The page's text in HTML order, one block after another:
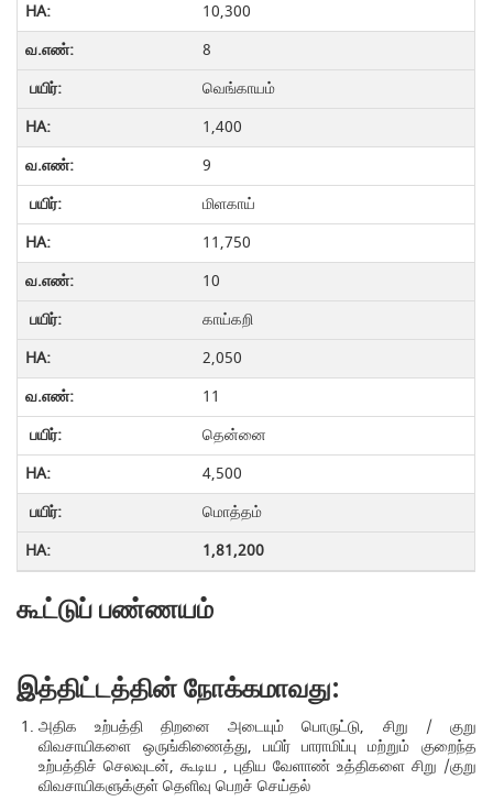
10,300
8
வெங்காயம்
1,400
9
மிளகாய்
11,750
10
காய்கறி
2,050
11
தென்னை
4,500
மொத்தம்
1,81,200
கூட்டுப் பண்ணயம்
இத்திட்டத்தின் நோக்கமாவது:
அதிக உற்பத்தி திறனை அடையும் பொருட்டு, சிறு / குறு
விவசாயிகளை ஒருங்கிணைத்து, பயிர் பாராமிப்பு மற்றும் குறைந்த
உற்பத்திச் செலவுடன், கூடிய , புதிய வேளாண் உத்திகளை சிறு /குறு
விவசாயிகளுக்குள் தெளிவு பெறச் செய்தல்